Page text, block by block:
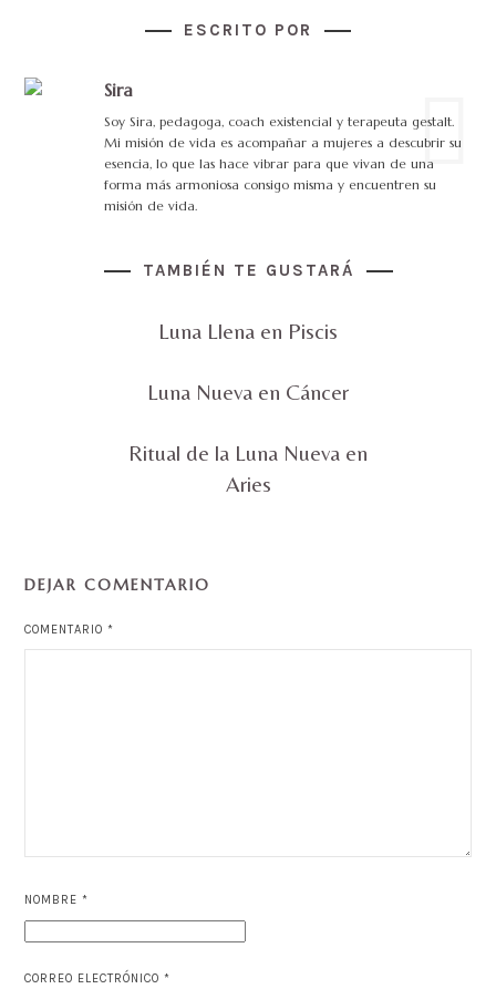
ESCRITO POR
Sira
Soy Sira, pedagoga, coach existencial y terapeuta gestalt.
Mi misión de vida es acompañar a mujeres a descubrir su
esencia, lo que las hace vibrar para que vivan de una
forma más armoniosa consigo misma y encuentren su
misión de vida.
TAMBIÉN TE GUSTARÁ
Luna Llena en Piscis
Luna Nueva en Cáncer
Ritual de la Luna Nueva en
Aries
DEJAR COMENTARIO
COMENTARIO*
NOMBRE*
CORREO ELECTRÓNICO*